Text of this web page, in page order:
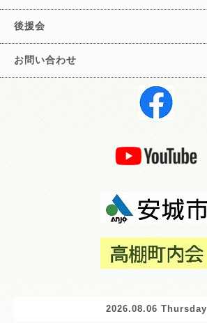
後援会
お問い合わせ
2026.08.06 Thursday